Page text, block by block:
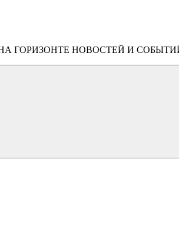
ГОРИЗОНТЕ НОВОСТЕЙ И